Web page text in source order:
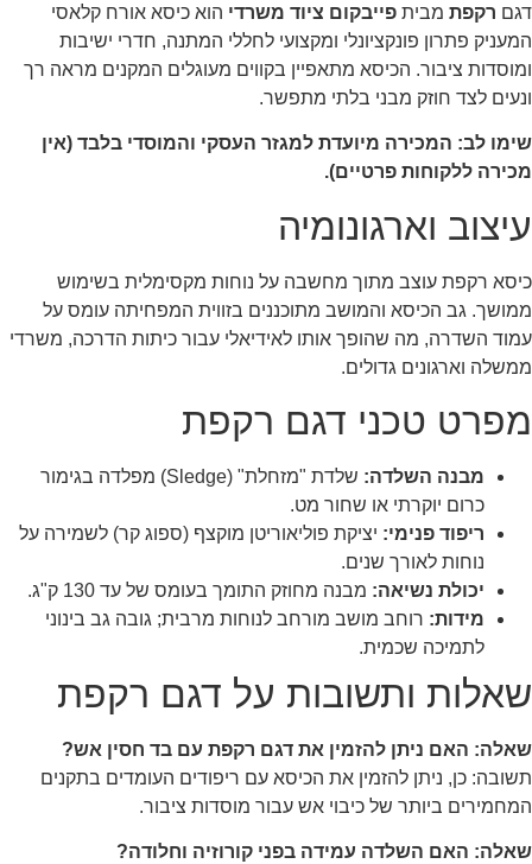
דגם רקפת מבית פייבקום ציוד משרדי הוא כיסא אורח קלאסי
המעניק פתרון פונקציונלי ומקצועי לחללי המתנה, חדרי ישיבות
ומוסדות ציבור. הכיסא מתאפיין בקווים מעוגלים המקנים מראה רך
ונעים לצד חוזק מבני בלתי מתפשר.
שימו לב: המכירה מיועדת למגזר העסקי והמוסדי בלבד (אין
מכירה ללקוחות פרטיים).
עיצוב וארגונומיה
כיסא רקפת עוצב מתוך מחשבה על נוחות מקסימלית בשימוש
ממושך. גב הכיסא והמושב מתוכננים בזווית המפחיתה עומס על
עמוד השדרה, מה שהופך אותו לאידיאלי עבור כיתות הדרכה, משרדי
ממשלה וארגונים גדולים.
מפרט טכני דגם רקפת
מבנה השלדה:
שלדת "מזחלת" (Sledge) מפלדה בגימור
כרום יוקרתי או שחור מט.
ריפוד פנימי: יציקת פוליאוריטן מוקצף (ספוג קר) לשמירה על
נוחות לאורך שנים.
יכולת נשיאה: מבנה מחוזק התומך בעומס של עד 130 ק"ג.
מידות: רוחב מושב מורחב לנוחות מרבית; גובה גב בינוני
לתמיכה שכמית.
שאלות ותשובות על דגם רקפת
שאלה: האם ניתן להזמין את דגם רקפת עם בד חסין אש?
תשובה: כן, ניתן להזמין את הכיסא עם ריפודים העומדים בתקנים
המחמירים ביותר של כיבוי אש עבור מוסדות ציבור.
שאלה: האם השלדה עמידה בפני קורוזיה וחלודה?